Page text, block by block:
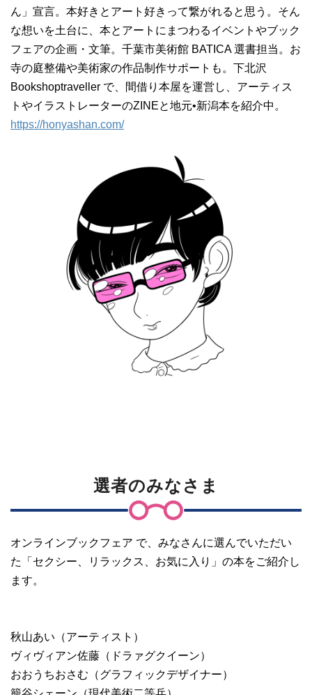
ん」宣言。本好きとアート好きって繋がれると思う。そん
な想いを土台に、本とアートにまつわるイベントやブック
フェアの企画・文筆。千葉市美術館 BATICA 選書担当。お
寺の庭整備や美術家の作品制作サポートも。下北沢
Bookshoptraveller で、間借り本屋を運営し、アーティス
トやイラストレーターのZINEと地元•新潟本を紹介中。
https://honyashan.com/
選者のみなさま
オンラインブックフェア で、みなさんに選んでいただい
た「セクシー、リラックス、お気に入り」の本をご紹介し
ます。
秋山あい（アーティスト）
ヴィヴィアン佐藤（ドラァグクイーン）
おおうちおさむ（グラフィックデザイナー）